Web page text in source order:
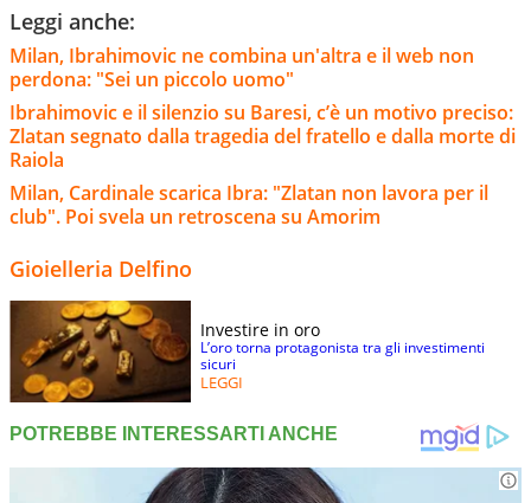
Leggi anche:
Milan, Ibrahimovic ne combina un'altra e il web non
perdona: "Sei un piccolo uomo"
Ibrahimovic e il silenzio su Baresi, c’è un motivo preciso:
Zlatan segnato dalla tragedia del fratello e dalla morte di
Raiola
Milan, Cardinale scarica Ibra: "Zlatan non lavora per il
club". Poi svela un retroscena su Amorim
Gioielleria Delfino
Investire in oro
L’oro torna protagonista tra gli investimenti
sicuri
LEGGI